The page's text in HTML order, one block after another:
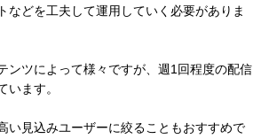
などを工夫して運用していく必要がありま
ンツによって様々ですが、週1回程度の配信
います。
い見込みユーザーに絞ることもおすすめで